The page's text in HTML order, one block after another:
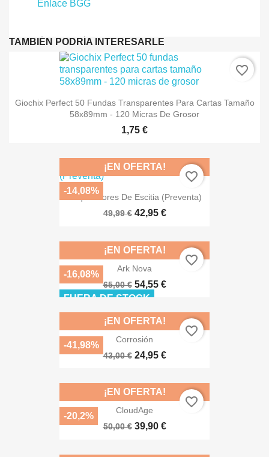
Enlace BGG
TAMBIÉN PODRÍA INTERESARLE
Giochix Perfect 50 Fundas Transparentes Para Cartas Tamaño
58x89mm - 120 Micras De Grosor
1,75 €
favorite_border
Saqueadores De Escitia (Preventa)
49,99 € 42,95 €
¡EN OFERTA!
-14,08%
favorite_border
Ark Nova
65,00 € 54,55 €
¡EN OFERTA!
-16,08%
FUERA DE STOCK
favorite_border
Corrosión
43,00 € 24,95 €
¡EN OFERTA!
-41,98%
favorite_border
CloudAge
50,00 € 39,90 €
¡EN OFERTA!
-20,2%
favorite_border